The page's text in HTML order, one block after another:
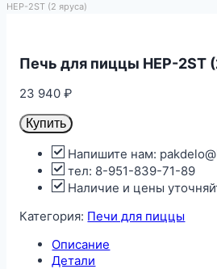
HEP-2ST (2 яруса)
Печь для пиццы HEP-2ST
23 940₽
Купить
Напишите нам:
тел: 8-951-839-71-89
Наличие и цены
Категория: Печи для пиццы
Описание
Детали